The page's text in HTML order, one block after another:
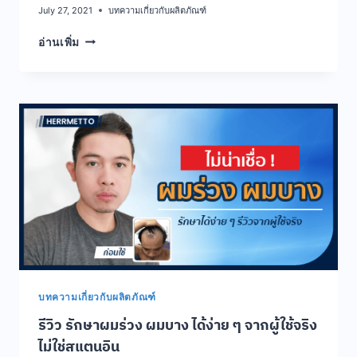
July 27, 2021 บทความเกี่ยวกับผลิตภัณฑ์
อ่านเพิ่ม หัว
ไหน
ก็
หาย
ได้
แค่
ใช้
HERRMETTO
บทความเกี่ยวกับผลิตภัณฑ์
รีวิว รักษาผมร่วง ผมบาง ได้ง่าย ๆ จากผู้ใช้จริง
ไม่ใช่สแตนอิน